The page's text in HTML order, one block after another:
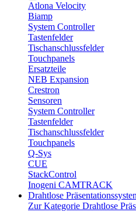
Atlona Velocity
Biamp
System Controller
Tastenfelder
Tischanschlussfelder
Touchpanels
Ersatzteile
NEB Expansion
Crestron
Sensoren
System Controller
Tastenfelder
Tischanschlussfelder
Touchpanels
Q-Sys
CUE
StackControl
Inogeni CAMTRACK
Drahtlose
Zur Kategorie Drahtlose